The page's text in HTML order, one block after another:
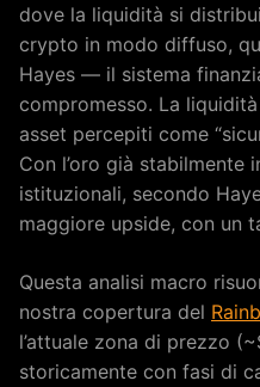
dove la liquidità si
crypto in modo diffuso,
Hayes — il sistema
compromesso. La
asset percepiti come
Con l’oro già
istituzionali, secondo
maggiore upside, con un
Questa analisi macro
nostra copertura del
l’attuale zona di prezzo
storicamente con fasi di